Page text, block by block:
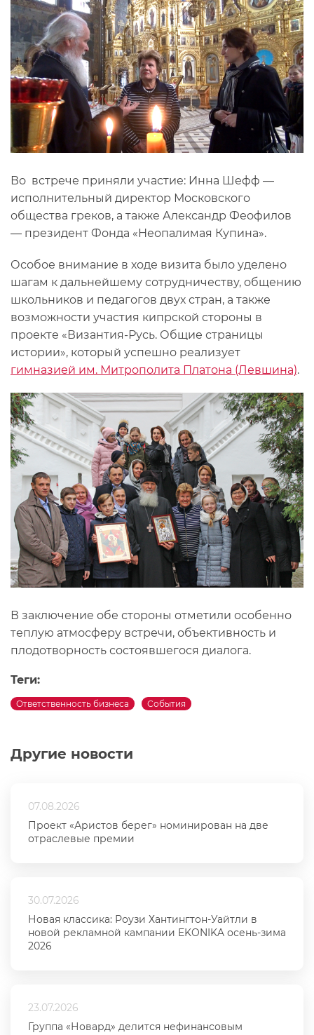
Другие новости
07.08.2026
Проект «Аристов берег» номинирован на две
отраслевые премии
30.07.2026
Новая классика: Роузи Хантингтон-Уайтли в
новой рекламной кампании EKONIKA осень-зима
2026
23.07.2026
Группа «Новард» делится нефинансовым
Во встрече приняли участие: Инна Шефф —
исполнительный директор Московского
общества греков, а также Александр Феофилов
— президент Фонда «Неопалимая Купина».
Особое внимание в ходе визита было уделено
шагам к дальнейшему сотрудничеству, общению
школьников и педагогов двух стран, а также
возможности участия кипрской стороны в
проекте «Византия-Русь. Общие страницы
истории», который успешно реализует
гимназией им. Митрополита Платона (Левшина).
В заключение обе стороны отметили особенно
теплую атмосферу встречи, объективность и
плодотворность состоявшегося диалога.
Теги:
Ответственность бизнеса События